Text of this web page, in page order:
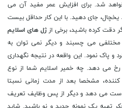
شد. برای افزایش عمر مفید آن می
یخچال، جای دهید. با این کار حداقل بیست
دقت کرده باشید، برخی از ژل های اسلایم
می چسبند و دیگر نمی توان به
و پاک نمود. این واقعه در نتیجه نگهداری
می دهد. چه خمیر اسلایم شما از نوع
مشخصا بعد از مدت زمانی نسبتا
دست می دهد و دیگر از پس وظایف تعریف